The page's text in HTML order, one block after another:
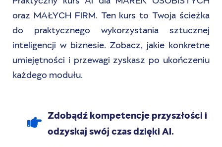
oraz MAŁYCH FIRM. Ten kurs to Twoja ścieżka
do praktycznego wykorzystania sztucznej
inteligencji w biznesie. Zobacz, jakie konkretne
umiejętności i przewagi zyskasz po ukończeniu
każdego modułu.
Zdobądź kompetencje przyszłości i
odzyskaj swój czas dzięki AI.